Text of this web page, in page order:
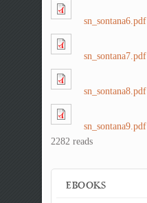
sn_sontana6.pdf
sn_sontana7.pdf
sn_sontana8.pdf
sn_sontana9.pdf
2282 reads
EBOOKS